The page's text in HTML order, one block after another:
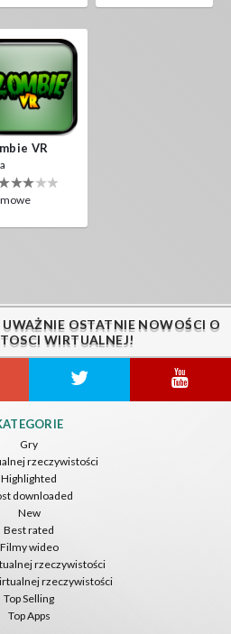
VR
OSTATNIE NOWOŚCI O
WIRTUALNEJ!
Gry
rzeczywistości
Highlighted
downloaded
New
Best rated
Filmy wideo
rzeczywistości
rzeczywistości
Top Selling
Top Apps